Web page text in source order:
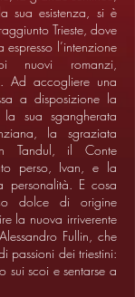
sua esistenza, si è
Trieste, dove
l’intenzione
nuovi romanzi,
Ad accogliere una
a disposizione la
la sua sgangherata
la sgraziata
Tandul, il Conte
perso, Ivan, e la
personalità. E cosa
dolce di origine
la nuova irriverente
Fullin, che
passioni dei triestini:
sui scoi e sentarse a